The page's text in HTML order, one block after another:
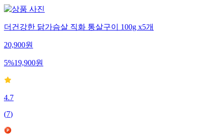
더건강한 닭가슴살 직화 통살구이 100g x5개
20,900원
5%19,900원
4.7
(7)